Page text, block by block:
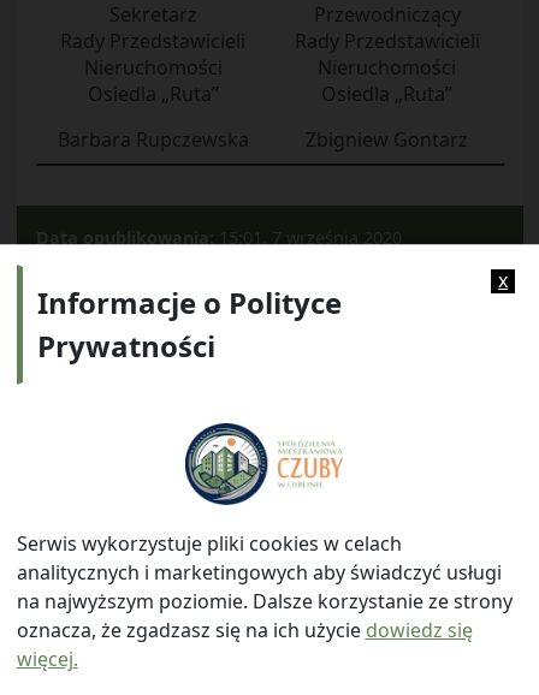
Sekretarz
Rady Przedstawicieli
Nieruchomości
Osiedla „Ruta”
Barbara Rupczewska
Przewodniczący
Rady Przedstawicieli
Nieruchomości
Osiedla „Ruta”
Zbigniew Gontarz
Data opublikowania: 15:01, 7 września 2020
ul. Watykańska 6, 20-538 Lublin
Telefon: 814641700 E-mail: info@smczuby.pl
© 2026
x
Informacje o Polityce
Prywatności
Serwis wykorzystuje pliki cookies w celach
analitycznych i marketingowych aby świadczyć usługi
na najwyższym poziomie. Dalsze korzystanie ze strony
oznacza, że zgadzasz się na ich użycie dowiedz się
więcej.